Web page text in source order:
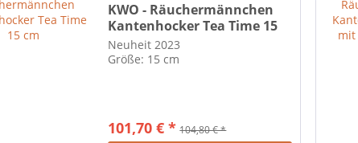
KWO - Räuchermännchen
Kantenhocker Tea Time 15
cm
Neuheit 2023
Größe: 15 cm
101,70 € * 104,80 € *